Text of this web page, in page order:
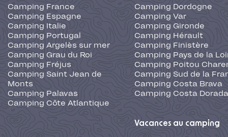
Camping France
Camping Espagne
Camping Italie
Camping Portugal
Camping Argelès sur mer
Camping Grau du Roi
Camping Fréjus
Camping Saint Jean de
Monts
Camping Palavas
Camping Côte Atlantique
Camping Dordogne
Camping Var
Camping Gironde
Camping Hérault
Camping Finistère
Camping Pays de la
Camping Poitou
Camping Sud de la
Camping Costa Brava
Camping Costa Dorada
Vacances au camping